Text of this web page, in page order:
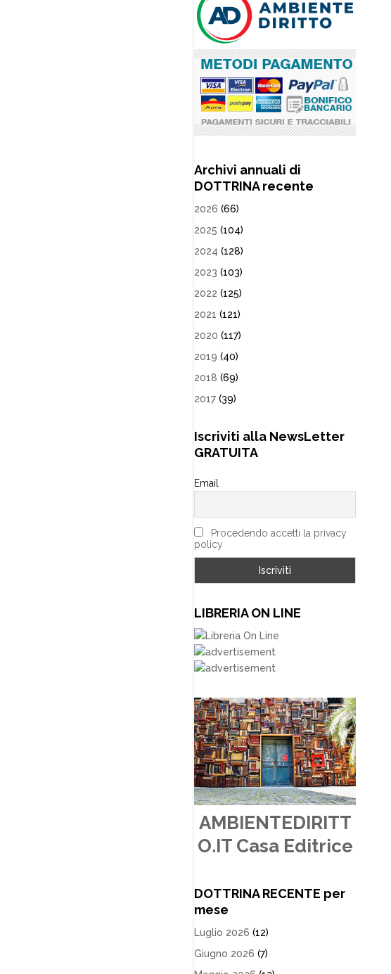
Archivi annuali di
DOTTRINA recente
2026 (66)
2025 (104)
2024 (128)
2023 (103)
2022 (125)
2021 (121)
2020 (117)
2019 (40)
2018 (69)
2017 (39)
Iscriviti alla NewsLetter
GRATUITA
Email
Procedendo accetti la privacy
policy
LIBRERIA ON LINE
AMBIENTEDIRITT
O.IT Casa Editrice
DOTTRINA RECENTE per
mese
Luglio 2026 (12)
Giugno 2026 (7)